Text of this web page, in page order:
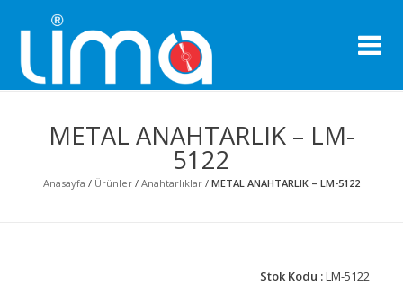
METAL ANAHTARLIK – LM-
5122
Anasayfa / Ürünler/ Anahtarlıklar/ METAL ANAHTARLIK – LM-5122
Stok Kodu :LM-5122